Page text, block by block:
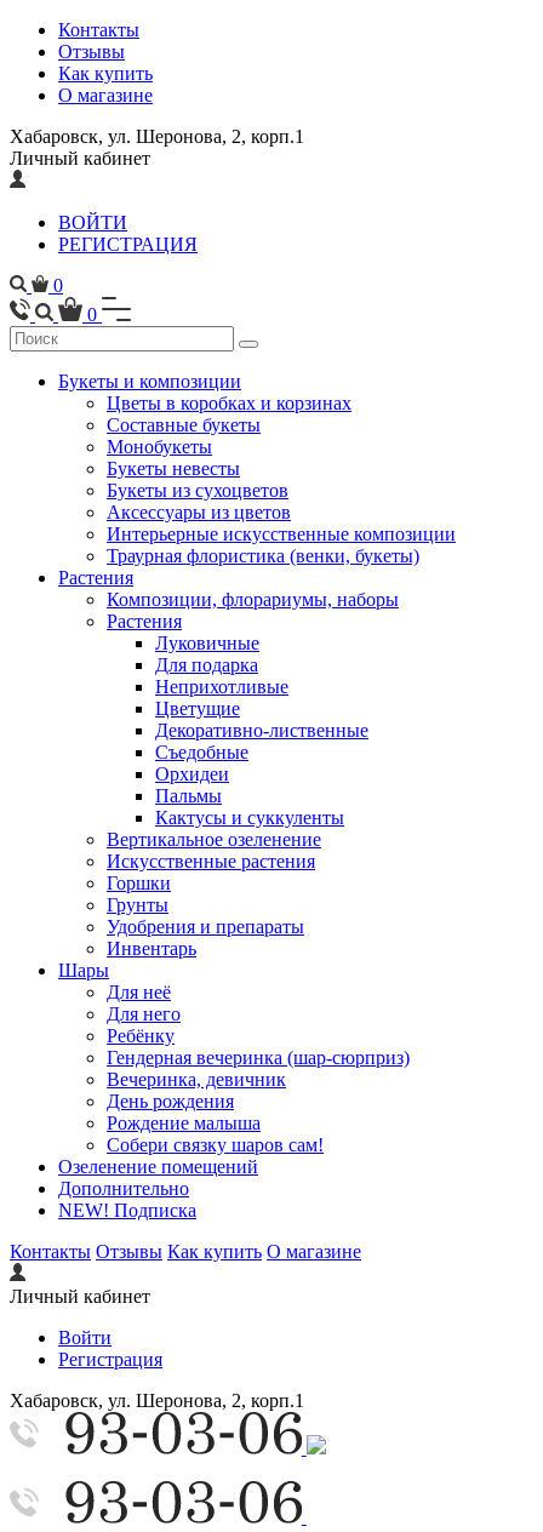
Контакты
Отзывы
Как купить
О магазине
Хабаровск, ул. Шеронова, 2, корп.1
Личный кабинет
ВОЙТИ
РЕГИСТРАЦИЯ
0
0
Букеты и композиции
Цветы в коробках и корзинах
Составные букеты
Монобукеты
Букеты невесты
Букеты из сухоцветов
Аксессуары из цветов
Интерьерные искусственные композиции
Траурная флористика (венки, букеты)
Растения
Композиции, флорариумы, наборы
Растения
Луковичные
Для подарка
Неприхотливые
Цветущие
Декоративно-лиственные
Съедобные
Орхидеи
Пальмы
Кактусы и суккуленты
Вертикальное озеленение
Искусственные растения
Горшки
Грунты
Удобрения и препараты
Инвентарь
Шары
Для неё
Для него
Ребёнку
Гендерная вечеринка (шар-сюрприз)
Вечеринка, девичник
День рождения
Рождение малыша
Собери связку шаров сам!
Озеленение помещений
Дополнительно
NEW! Подписка
Контакты Отзывы Как купить О магазине
Личный кабинет
Войти
Регистрация
Хабаровск, ул. Шеронова, 2, корп.1